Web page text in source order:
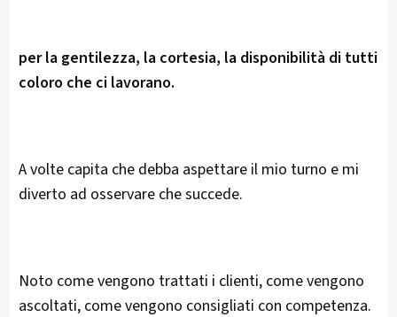
per la gentilezza, la cortesia, la disponibilità di tutti
coloro che ci lavorano.
A volte capita che debba aspettare il mio turno e mi
diverto ad osservare che succede.
Noto come vengono trattati i clienti, come vengono
ascoltati, come vengono consigliati con competenza.